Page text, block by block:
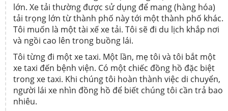
lớn. Xe tải thường được sử dụng để mang (hàng hóa)
tải trọng lớn từ thành phố này tới một thành phố khác.
Tôi muốn là một tài xế xe tải. Tôi sẽ đi du lịch khắp nơi
và ngồi cao lên trong buồng lái.
Tôi từng đi một xe taxi. Một lần, mẹ tôi và tôi bắt một
xe taxi đến bệnh viện. Có một chiếc đồng hồ đặc biệt
trong xe taxi. Khi chúng tôi hoàn thành việc di chuyển,
người lái xe nhìn đồng hồ để biết chúng tôi cần trả bao
nhiêu.